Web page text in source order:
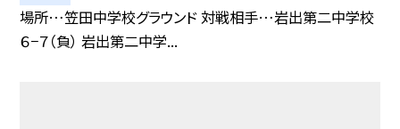
場所…笠田中学校グラウンド 対戦相手…岩出第二中学校
６−７（負） 岩出第二中学...